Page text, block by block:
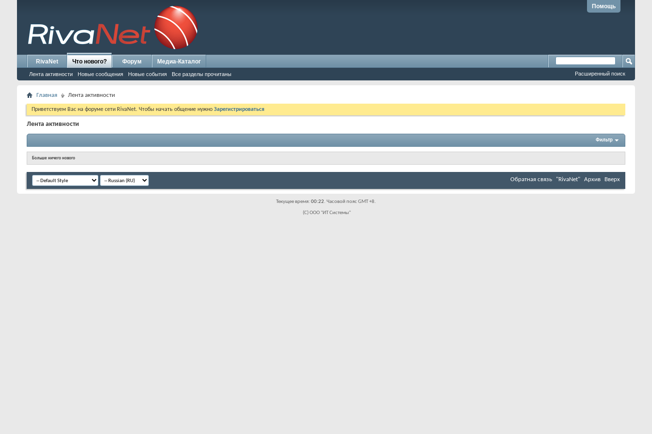
Помощь
RivaNet Что нового?
Лента активности Новые сообщения Новые события Все разделы прочитаны
Форум Медиа-Каталог
Расширенный поиск
Главная Лента активности
Приветствуем Вас на форуме сети RivaNet. Чтобы начать общение нужно Зарегистрироваться
Лента активности
Фильтр
Больше ничего нового
Обратная связь "RivaNet" Архив Вверх
Текущее время: 00:22. Часовой пояс GMT +8.
(C) ООО "ИТ Системы"